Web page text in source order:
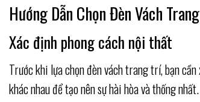
Hướng Dẫn Chọn Đèn Vách
Xác định phong cách nội thất
Trước khi lựa chọn đèn vách trang trí, bạn
khác nhau để tạo nên sự hài hòa và thống nhất.